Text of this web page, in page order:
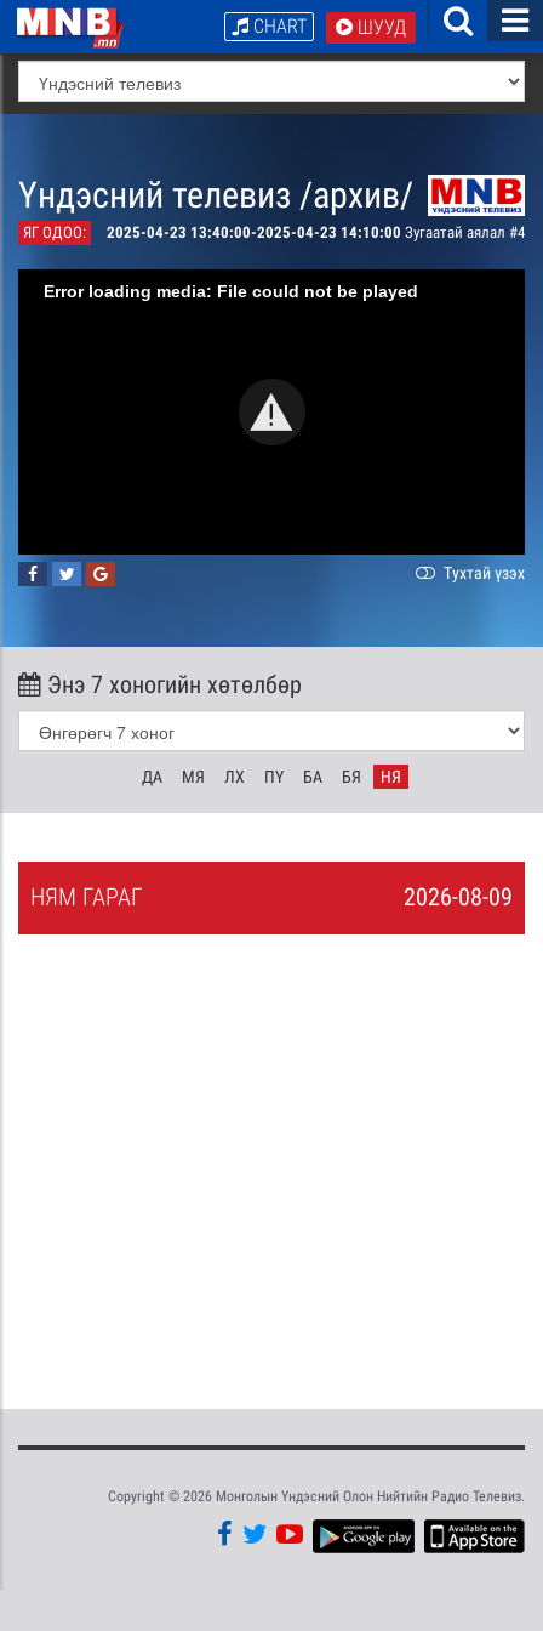
ШУУД
CHART
Үндэсний телевиз /архив/
ЯГ ОДОО: 2025-04-23 13:40:00-2025-04-23 14:10:00 Зугаатай аялал #4
Error loading media: File could not be played
Тухтай үзэх
Энэ 7 хоногийн хөтөлбөр
ДА МЯ ЛХ ПҮ БА БЯ НЯ
2026-08-09
НЯМ ГАРАГ
Copyright © 2026 Монголын Үндэсний Олон Нийтийн Радио Телевиз.